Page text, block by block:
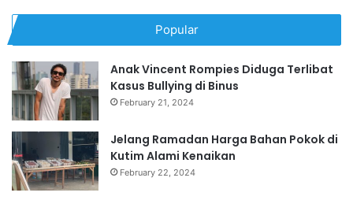
Popular
Anak Vincent Rompies Diduga Terlibat
Kasus Bullying di Binus
February 21, 2024
Jelang Ramadan Harga Bahan Pokok di
Kutim Alami Kenaikan
February 22, 2024